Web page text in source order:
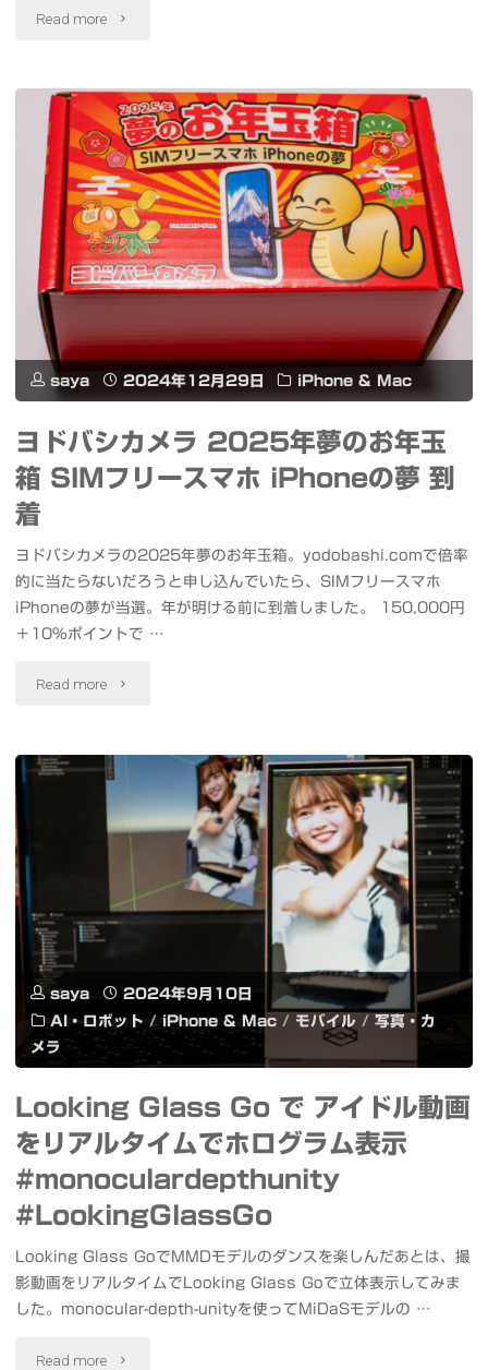
MagSafe
ス
マ
ホ
ホ
ル
ダ
ー
ウ
ト"
真
や
シ
ネ
マ
テ
ィ
ク
デ
オ
を
ホ
グ
ラ
表
#LookingGlassGo"
Read more "iPhone
Pro
用
ケ
ー
ス
ガ
ス
ル
ム
＆
Scaniverse
ャ
ン・
モ
デ
ル
成"
saya 2024年12月29日 iPhone & Mac
ヨドバシカメラ 2025年夢のお年玉
箱 SIMフリースマホ iPhoneの夢 到
着
ヨドバシカメラの2025年夢のお年玉箱。yodobashi.comで倍率
的に当たらないだろうと申し込んでいたら、SIMフリースマホ
iPhoneの夢が当選。年が明ける前に到着しました。 150,000円
＋10%ポイントで …
Read more "ヨ
バ
シ
メ
2025
年
の
年
玉
箱
saya
2024年9月10日
AI・ロボット / iPhone & Mac / モバイル / 写真・カ
メラ
Looking Glass Go で アイドル動画
をリアルタイムでホログラム表示
#monoculardepthunity
#LookingGlassGo
Looking Glass GoでMMDモデルのダンスを楽しんだあとは、撮
影動画をリアルタイムでLooking Glass Goで立体表示してみま
した。monocular-depth-unityを使ってMiDaSモデルの …
Read more "Looking